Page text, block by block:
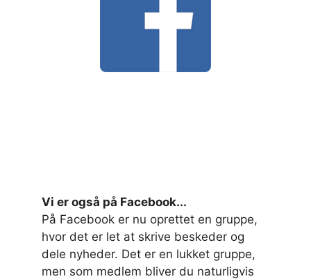
Vi er også på Facebook...
På Facebook er nu oprettet en gruppe,
hvor det er let at skrive beskeder og
dele nyheder. Det er en lukket gruppe,
men som medlem bliver du naturligvis